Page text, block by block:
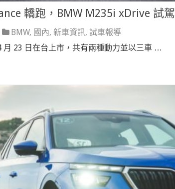
轎跑，BMW M235i xDrive 試駕
BMW, 國內, 新車資訊, 試車報導
月 23 日在台上市，共有兩種動力並以三車 …